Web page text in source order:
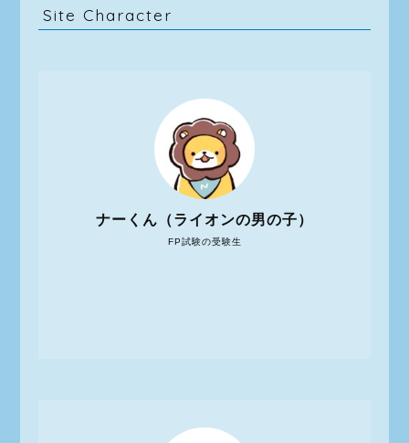
Site Character
FP試験の受験生
ナーくん（ライオンの男の子）